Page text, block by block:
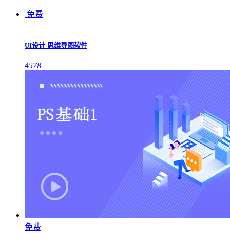
免费
UI设计-思维导图软件
4578
免费